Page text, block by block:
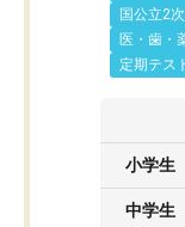
国公立2
医・歯・
定期テス
小学生
中学生